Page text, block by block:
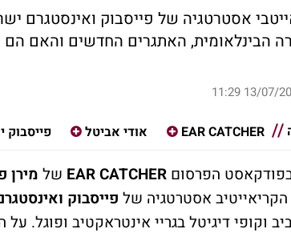
אסטרטגיה של פייסבוק ואינסטגרם
הבינלאומית, האתגרים החדשים והאם
13/07/2017
EAR CATCHER אודי אביטל פייסבוק
הפרסום EAR CATCHER של מירן
אסטרטגיה של פייסבוק
וקופי דיגיטל בגריי אינטראקטיב ופוגל.